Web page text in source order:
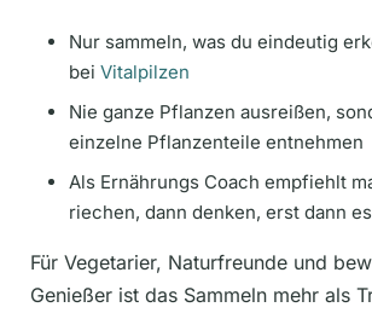
Nur sammeln, was du eindeutig
bei Vitalpilzen
Nie ganze Pflanzen ausreißen,
einzelne Pflanzenteile entnehmen
Als Ernährungs Coach empfiehlt
riechen, dann denken, erst dann
Für Vegetarier, Naturfreunde und
Genießer ist das Sammeln mehr als